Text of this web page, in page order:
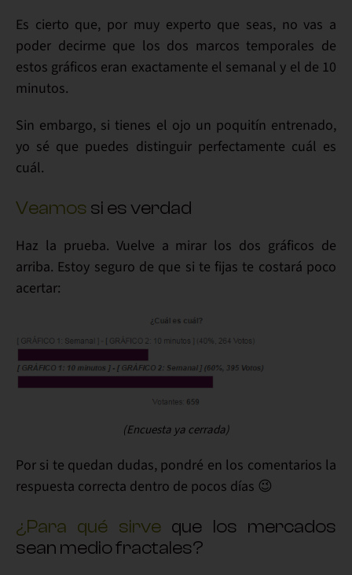
Es cierto que, por muy experto que seas, no vas a
poder decirme que los dos marcos temporales de
estos gráficos eran exactamente el semanal y el de 10
minutos.
Sin embargo, si tienes el ojo un poquitín entrenado,
yo sé que puedes distinguirperfectamente cuál es
cuál.
Veamos si es verdad
Haz la prueba. Vuelve a mirar los dos gráficos de
arriba. Estoy seguro de que si te fijas te costará poco
acertar:
(Encuesta ya cerrada)
Por si te quedan dudas, pondré en los comentarios la
respuesta correcta dentro de pocos días 😉
¿Para qué sirveque los mercados
sean medio fractales?